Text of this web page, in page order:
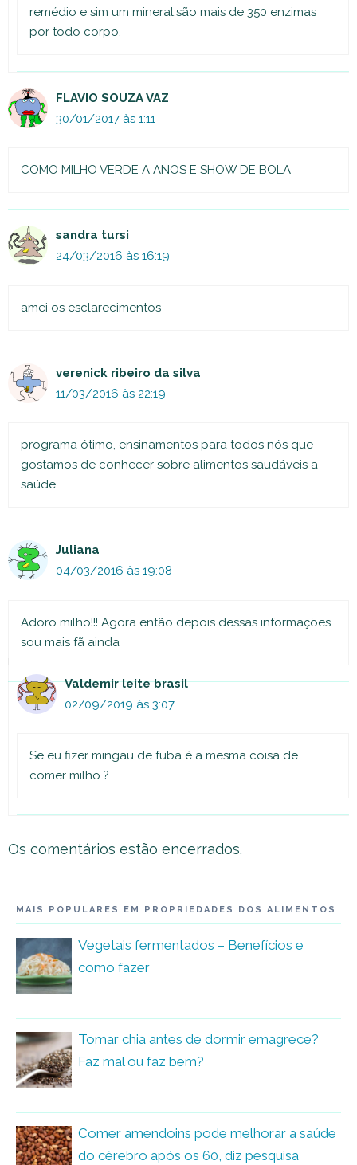
remédio e sim um mineral.são mais de 350 enzimas
por todo corpo.
FLAVIO SOUZA VAZ
30/01/2017 às 1:11
COMO MILHO VERDE A ANOS E SHOW DE BOLA
sandra tursi
24/03/2016 às 16:19
amei os esclarecimentos
verenick ribeiro da silva
11/03/2016 às 22:19
programa ótimo, ensinamentos para todos nós que
gostamos de conhecer sobre alimentos saudáveis a
saúde
Juliana
04/03/2016 às 19:08
Adoro milho!!! Agora então depois dessas informações
sou mais fã ainda
Valdemir leite brasil
02/09/2019 às 3:07
Se eu fizer mingau de fuba é a mesma coisa de
comer milho ?
Os comentários estão encerrados.
MAIS POPULARES EM PROPRIEDADES DOS ALIMENTOS
Vegetais fermentados – Benefícios e
como fazer
Tomar chia antes de dormir emagrece?
Faz mal ou faz bem?
Comer amendoins pode melhorar a saúde
do cérebro após os 60, diz pesquisa